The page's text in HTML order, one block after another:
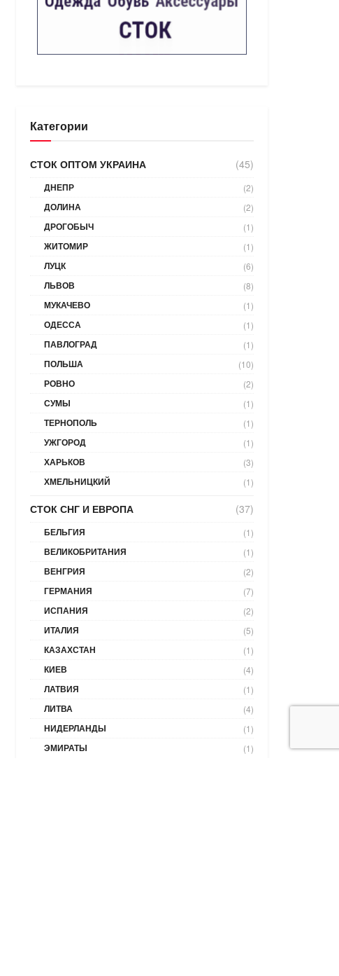
Категории
СТОК ОПТОМ УКРАИНА (45)
ДНЕПР (2)
ДОЛИНА (2)
ДРОГОБЫЧ (1)
ЖИТОМИР (1)
ЛУЦК (6)
ЛЬВОВ (8)
МУКАЧЕВО (1)
ОДЕССА (1)
ПАВЛОГРАД (1)
ПОЛЬША (10)
РОВНО (2)
СУМЫ (1)
ТЕРНОПОЛЬ (1)
УЖГОРОД (1)
ХАРЬКОВ (3)
ХМЕЛЬНИЦКИЙ (1)
СТОК СНГ И ЕВРОПА (37)
БЕЛЬГИЯ (1)
ВЕЛИКОБРИТАНИЯ (1)
ВЕНГРИЯ (2)
ГЕРМАНИЯ (7)
ИСПАНИЯ (2)
ИТАЛИЯ (5)
КАЗАХСТАН (1)
КИЕВ (4)
ЛАТВИЯ (1)
ЛИТВА (4)
НИДЕРЛАНДЫ (1)
ЭМИРАТЫ (1)